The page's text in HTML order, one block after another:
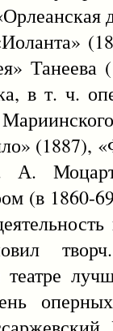
Танеева
в т. ч.
(1887),
А.
(в 1860-